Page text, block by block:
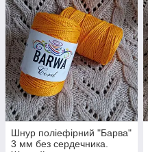
Шнур поліефірний "Барва"
3 мм без сердечника.